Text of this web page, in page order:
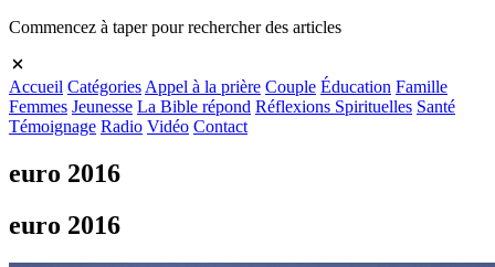
Commencez à taper pour rechercher des articles
Accueil Catégories Appel à la prière Couple Éducation Famille
Femmes Jeunesse La Bible répond Réflexions Spirituelles Santé
Témoignage Radio Vidéo Contact
euro 2016
euro 2016